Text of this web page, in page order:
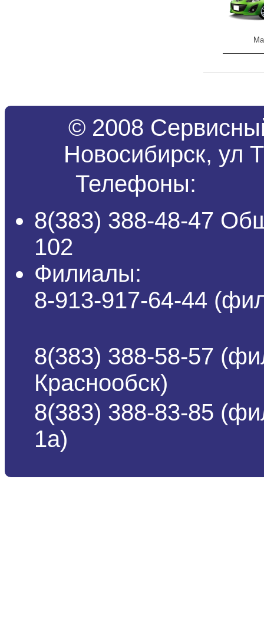
© 2008
Новосибирск, ул
Телефоны:
8(383) 388-48-47
102
Филиалы:
8-913-917-64-44
8(383) 388-58-57
Краснообск)
8(383) 388-83-85
1а)